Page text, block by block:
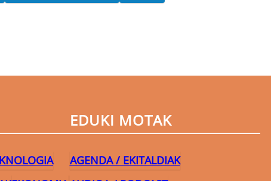
EDUKI MOTAK
AGENDA / EKITALDIAK